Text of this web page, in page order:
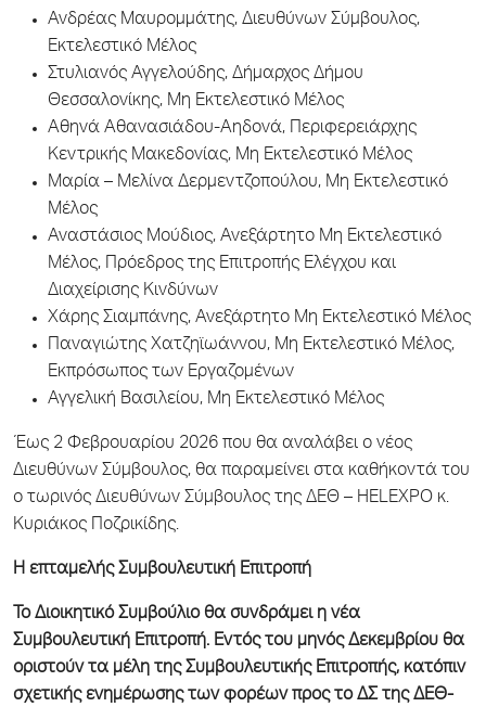
Ανδρέας Μαυρομμάτης, Διευθύνων Σύμβουλος,
Εκτελεστικό Μέλος
Στυλιανός Αγγελούδης, Δήμαρχος Δήμου
Θεσσαλονίκης, Μη Εκτελεστικό Μέλος
Αθηνά Αθανασιάδου-Αηδονά, Περιφερειάρχης
Κεντρικής Μακεδονίας, Μη Εκτελεστικό Μέλος
Μαρία – Μελίνα Δερμεντζοπούλου, Μη Εκτελεστικό
Μέλος
Αναστάσιος Μούδιος, Ανεξάρτητο Μη Εκτελεστικό
Μέλος, Πρόεδρος της Επιτροπής Ελέγχου και
Διαχείρισης Κινδύνων
Χάρης Σιαμπάνης, Ανεξάρτητο Μη Εκτελεστικό Μέλος
Παναγιώτης Χατζηϊωάννου, Μη Εκτελεστικό Μέλος,
Εκπρόσωπος των Εργαζομένων
Αγγελική Βασιλείου, Μη Εκτελεστικό Μέλος
Έως 2 Φεβρουαρίου 2026 που θα αναλάβει ο νέος
Διευθύνων Σύμβουλος, θα παραμείνει στα καθήκοντά του
ο τωρινός Διευθύνων Σύμβουλος της ΔΕΘ – HELEXPO κ.
Κυριάκος Ποζρικίδης.
Η επταμελής Συμβουλευτική Επιτροπή
Το Διοικητικό Συμβούλιο θα συνδράμει η νέα
Συμβουλευτική Επιτροπή. Εντός του μηνός Δεκεμβρίου θα
οριστούν τα μέλη της Συμβουλευτικής Επιτροπής, κατόπιν
σχετικής ενημέρωσης των φορέων προς το ΔΣ της ΔΕΘ-